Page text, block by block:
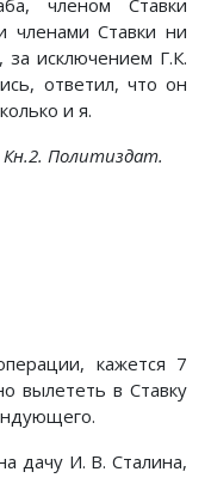
членами Ставки ни
исключением Г.К.
ответил, что он
и я.
Кн.2. Политиздат.
кажется 7
вылететь в Ставку
дачу И. В. Сталина,